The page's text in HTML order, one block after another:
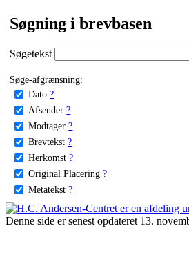
Søgning i brevbasen
Søgetekst
Søge-afgrænsning:
Dato ?
Afsender ?
Modtager ?
Brevtekst ?
Herkomst ?
Original Placering ?
Metatekst ?
Denne side er senest opdateret 13.